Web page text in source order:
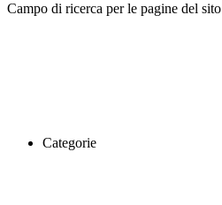
Campo di ricerca per le pagine del sito
Categorie